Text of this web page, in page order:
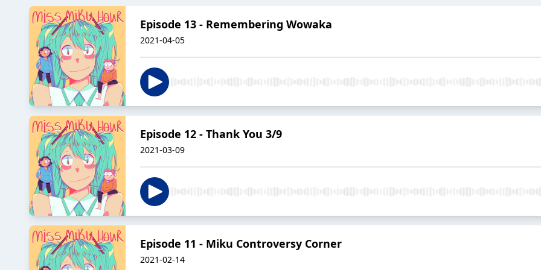
Episode 13 - Remembering Wowaka
2021-04-05
Episode 12 - Thank You 3/9
2021-03-09
Episode 11 - Miku Controversy Corner
2021-02-14